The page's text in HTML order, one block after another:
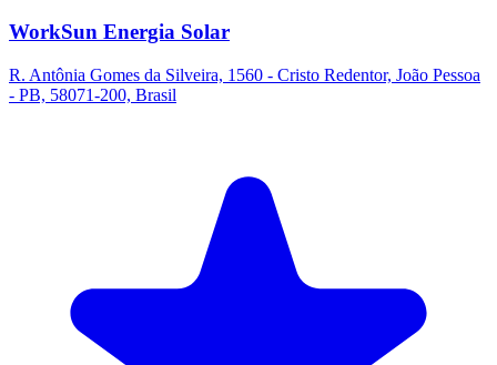
WorkSun Energia Solar
R. Antônia Gomes da Silveira, 1560 - Cristo Redentor, João Pessoa
- PB, 58071-200, Brasil